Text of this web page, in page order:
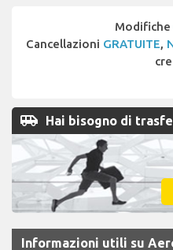
Modifiche
Cancellazioni GRATUITE,
airport_shuttle Hai bisogno di
Informazioni utili su